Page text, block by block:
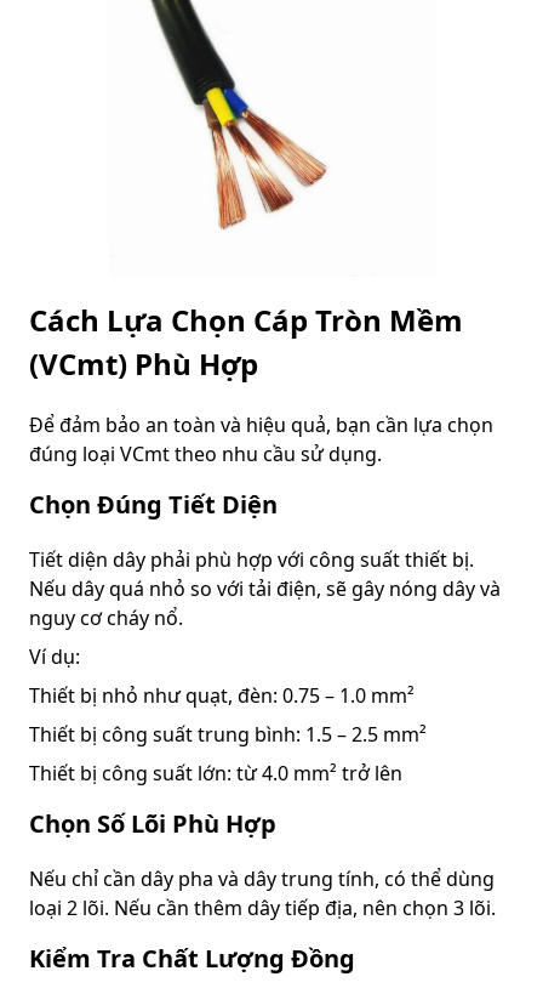
Cách Lựa Chọn Cáp Tròn Mềm
(VCmt) Phù Hợp
Để đảm bảo an toàn và hiệu quả, bạn cần lựa chọn
đúng loại VCmt theo nhu cầu sử dụng.
Chọn Đúng Tiết Diện
Tiết diện dây phải phù hợp với công suất thiết bị.
Nếu dây quá nhỏ so với tải điện, sẽ gây nóng dây và
nguy cơ cháy nổ.
Ví dụ:
Thiết bị nhỏ như quạt, đèn: 0.75 – 1.0 mm²
Thiết bị công suất trung bình: 1.5 – 2.5 mm²
Thiết bị công suất lớn: từ 4.0 mm² trở lên
Chọn Số Lõi Phù Hợp
Nếu chỉ cần dây pha và dây trung tính, có thể dùng
loại 2 lõi. Nếu cần thêm dây tiếp địa, nên chọn 3 lõi.
Kiểm Tra Chất Lượng Đồng